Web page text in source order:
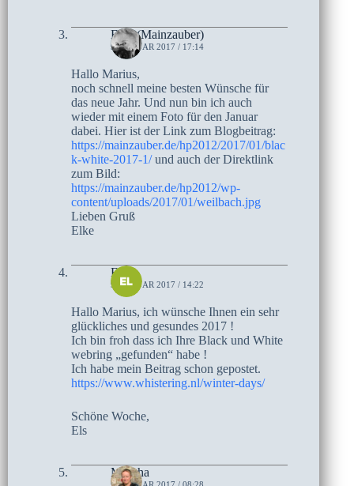
Elke (Mainzauber)
9. JANUAR 2017 / 17:14
Hallo Marius,
noch schnell meine besten Wünsche für
das neue Jahr. Und nun bin ich auch
wieder mit einem Foto für den Januar
dabei. Hier ist der Link zum Blogbeitrag:
https://mainzauber.de/hp2012/2017/01/blac
k-white-2017-1/und auch der Direktlink
zum Bild:
https://mainzauber.de/hp2012/wp-
content/uploads/2017/01/weilbach.jpg
Lieben Gruß
Elke
Els
9. JANUAR 2017 / 14:22
Hallo Marius, ich wünsche Ihnen ein sehr
glückliches und gesundes 2017 !
Ich bin froh dass ich Ihre Black und White
webring „gefunden“ habe !
Ich habe mein Beitrag schon gepostet.
https://www.whistering.nl/winter-days/
Schöne Woche,
Els
Mascha